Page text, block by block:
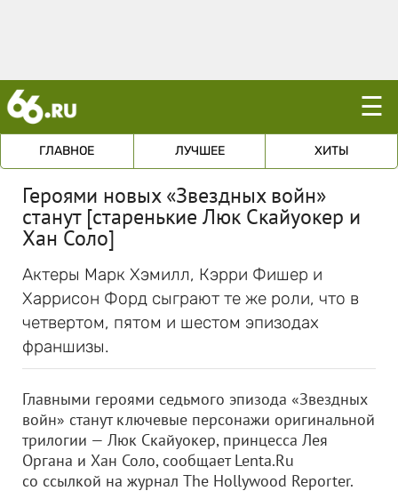
☰
ГЛАВНОЕ ЛУЧШЕЕ ХИТЫ
Героями новых «Звездных войн»
станут [старенькие Люк Скайуокер и
Хан Соло]
Актеры Марк Хэмилл, Кэрри Фишер и
Харрисон Форд сыграют те же роли, что в
четвертом, пятом и шестом эпизодах
франшизы.
Главными героями седьмого эпизода «Звездных
войн» станут ключевые персонажи оригинальной
трилогии — Люк Скайуокер, принцесса Лея
Органа и Хан Соло, сообщает Lenta.Ru
со ссылкой на журнал The Hollywood Reporter.